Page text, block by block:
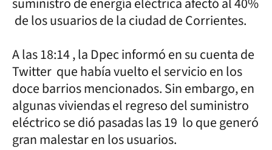
de los usuarios de la ciudad de Corrientes.
A las 18:14 , la Dpec informó en su cuenta de
Twitter que había vuelto el servicio en los
doce barrios mencionados. Sin embargo, en
algunas viviendas el regreso del suministro
eléctrico se dió pasadas las 19 lo que generó
gran malestar en los usuarios.